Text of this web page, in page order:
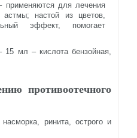
применяются для лечения
астмы; настой из цветов,
эффект, помогает
мл – кислота бензойная,
противоотечного
ринита, острого и